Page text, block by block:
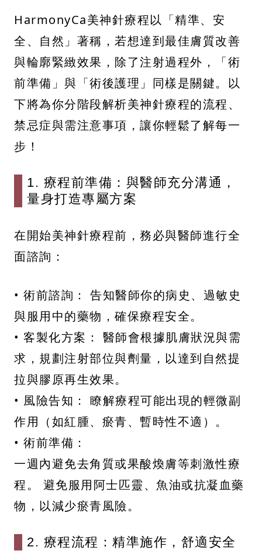
HarmonyCa美神針療程以「精準、安
全、自然」著稱，若想達到最佳膚質改善
與輪廓緊緻效果，除了注射過程外，「術
前準備」與「術後護理」同樣是關鍵。以
下將為你分階段解析美神針療程的流程、
禁忌症與需注意事項，讓你輕鬆了解每一
步！
1. 療程前準備：與醫師充分溝通，
量身打造專屬方案
在開始美神針療程前，務必與醫師進行全
面諮詢：
• 術前諮詢： 告知醫師你的病史、過敏史
與服用中的藥物，確保療程安全。
• 客製化方案： 醫師會根據肌膚狀況與需
求，規劃注射部位與劑量，以達到自然提
拉與膠原再生效果。
• 風險告知： 瞭解療程可能出現的輕微副
作用（如紅腫、瘀青、暫時性不適）。
• 術前準備：
一週內避免去角質或果酸煥膚等刺激性療
程。 避免服用阿士匹靈、魚油或抗凝血藥
物，以減少瘀青風險。
2. 療程流程：精準施作，舒適安全